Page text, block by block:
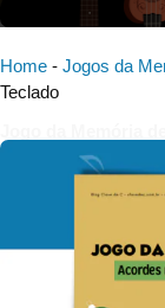
Home - Jogos da
Teclado